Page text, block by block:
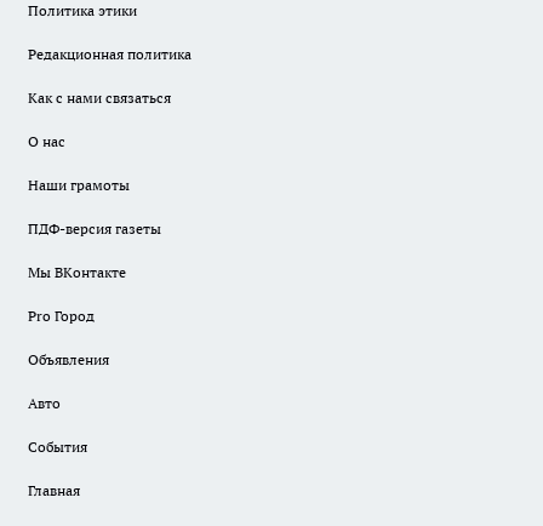
Политика этики
Редакционная политика
Как с нами связаться
О нас
Наши грамоты
ПДФ-версия газеты
Мы ВКонтакте
Pro Город
Объявления
Авто
События
Главная